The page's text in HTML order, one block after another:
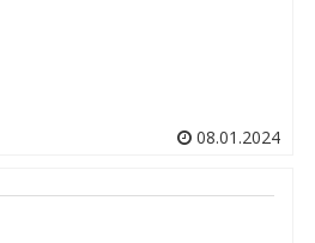
08.01.2024